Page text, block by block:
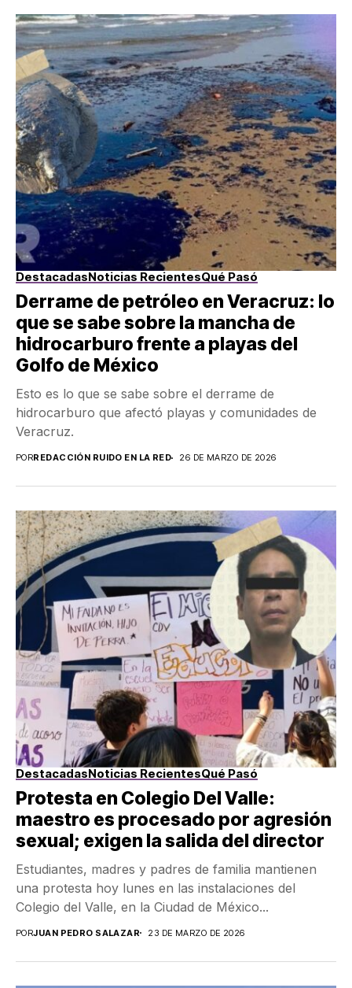
DestacadasNoticias RecientesQué Pasó
Derrame de petróleo en Veracruz: lo
que se sabe sobre la mancha de
hidrocarburo frente a playas del
Golfo de México
Esto es lo que se sabe sobre el derrame de
hidrocarburo que afectó playas y comunidades de
Veracruz.
PORREDACCIÓN RUIDO EN LA RED 26 DE MARZO DE 2026
DestacadasNoticias RecientesQué Pasó
Protesta en Colegio Del Valle:
maestro es procesado por agresión
sexual; exigen la salida del director
Estudiantes, madres y padres de familia mantienen
una protesta hoy lunes en las instalaciones del
Colegio del Valle, en la Ciudad de México...
PORJUAN PEDRO SALAZAR 23 DE MARZO DE 2026